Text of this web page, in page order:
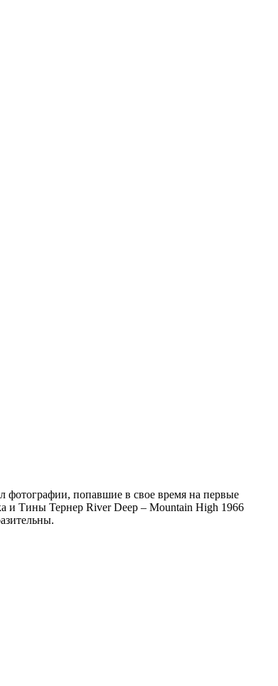
фотографии, попавшие в свое время на первые
и Тины Тернер River Deep – Mountain High 1966